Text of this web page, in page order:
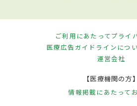
ご利用にあたってプライ
医療広告ガイドラインにつ
運営会社
【医療機関の方】
情報掲載にあたって